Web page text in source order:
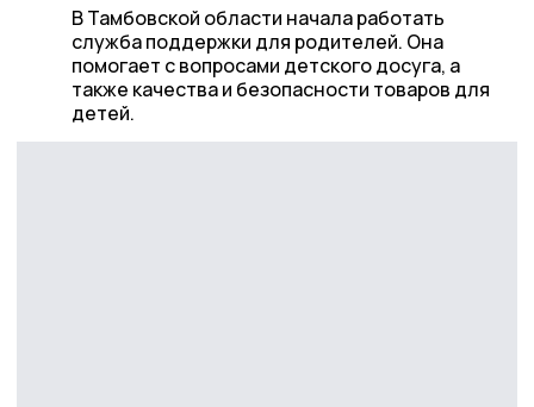
В Тамбовской области начала работать
служба поддержки для родителей. Она
помогает с вопросами детского досуга, а
также качества и безопасности товаров для
детей.